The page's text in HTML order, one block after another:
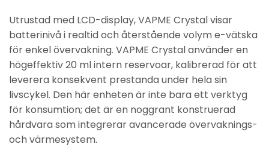
Utrustad med LCD-display, VAPME Crystal visar
batterinivå i realtid och återstående volym e-vätska
för enkel övervakning. VAPME Crystal använder en
högeffektiv 20 ml intern reservoar, kalibrerad för att
leverera konsekvent prestanda under hela sin
livscykel. Den här enheten är inte bara ett verktyg
för konsumtion; det är en noggrant konstruerad
hårdvara som integrerar avancerade övervaknings-
och värmesystem.